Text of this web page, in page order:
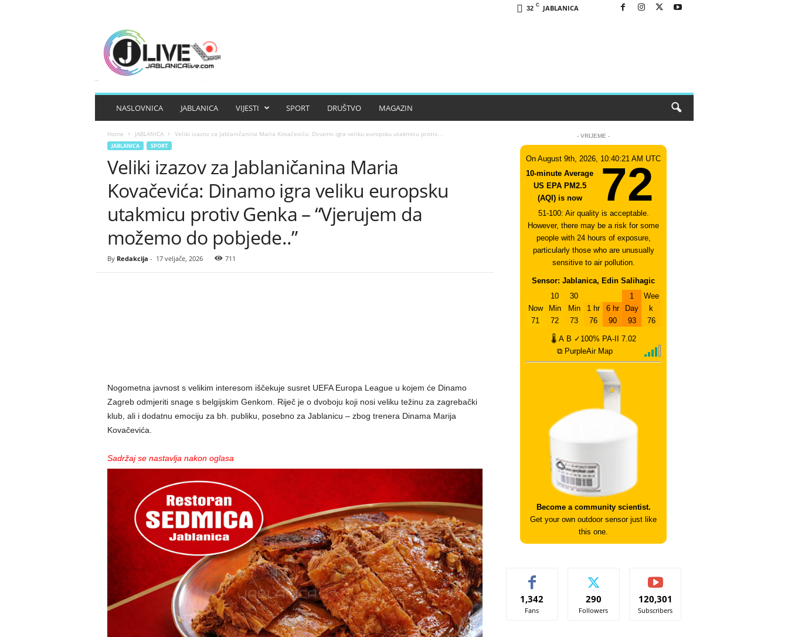
32 C JABLANICA
NASLOVNICA JABLANICA VIJESTI SPORT DRUŠTVO MAGAZIN
Home JABLANICA Veliki izazov za Jablaničanina Maria Kovačevića: Dinamo igra veliku europsku utakmicu protiv...
JABLANICA SPORT
Veliki izazov za Jablaničanina Maria
Kovačevića: Dinamo igra veliku europsku
utakmicu protiv Genka – “Vjerujem da
možemo do pobjede..”
By Redakcija - 17 veljače, 2026 711
Nogometna javnost s velikim interesom iščekuje susret UEFA Europa League u kojem će Dinamo
Zagreb odmjeriti snage s belgijskim Genkom. Riječ je o dvoboju koji nosi veliku težinu za zagrebački
klub, ali i dodatnu emociju za bh. publiku, posebno za Jablanicu – zbog trenera Dinama Marija
Kovačevića.
Sadržaj se nastavlja nakon oglasa
- VRIJEME -
On August 9th, 2026, 10:40:21 AM UTC
10-minute Average
US EPA PM2.5
(AQI) is now
72
51-100: Air quality is acceptable.
However, there may be a risk for some
people with 24 hours of exposure,
particularly those who are unusually
sensitive to air pollution.
Sensor: Jablanica, Edin Salihagic
Now
71
10
Min
72
30
Min
73
1 hr
76
6 hr
90
1
Day
93
Wee
k
76
🌡 A B ✓100% PA-II
7.02
⧉ PurpleAir Map
Become a community scientist.
Get your own outdoor sensor just like
this one.
1,342
Fans
290
Followers
120,301
Subscribers